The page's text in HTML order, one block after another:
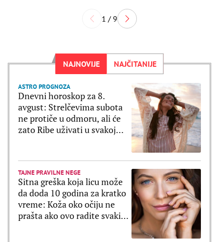
1 / 9
NAJNOVIJE NAJČITANIJE
ASTRO PROGNOZA
Dnevni horoskop za 8.
avgust: Strelčevima subota
ne protiče u odmoru, ali će
zato Ribe uživati u svakoj
TAJNE PRAVILNE NEGE
Sitna greška koja licu može
da doda 10 godina za kratko
vreme: Koža oko očiju ne
prašta ako ovo radite svaki